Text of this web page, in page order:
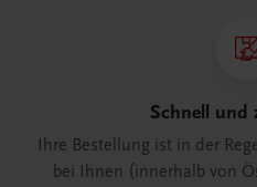
Schnell und
Ihre Bestellung ist in der
bei Ihnen (innerhalb von